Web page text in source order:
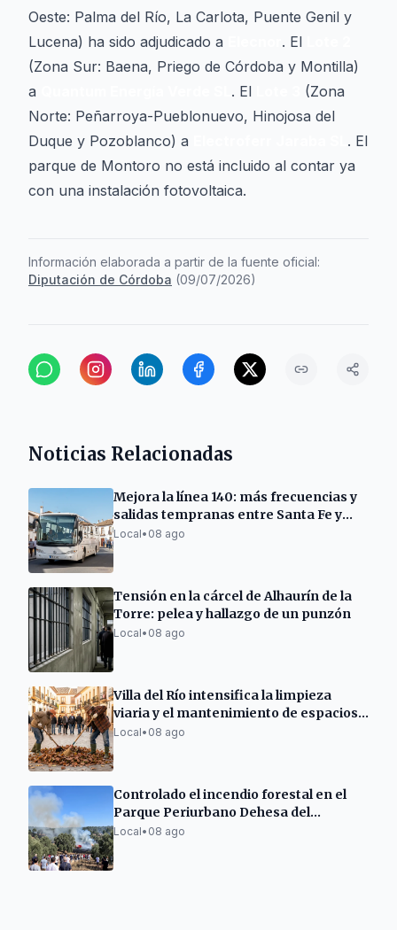
Oeste: Palma del Río, La Carlota, Puente Genil y
Lucena) ha sido adjudicado a
. El
(Zona Sur: Baena, Priego de Córdoba y Montilla)
a
. El
(Zona
Norte: Peñarroya-Pueblonuevo, Hinojosa del
Duque y Pozoblanco) a
. El
parque de Montoro no está incluido al contar ya
con una instalación fotovoltaica.
Información elaborada a partir de la fuente oficial:
Diputación de Córdoba (09/07/2026)
Noticias Relacionadas
Mejora la línea 140: más frecuencias y
salidas tempranas entre Santa Fe y
Granada
Local• 08 ago
Tensión en la cárcel de Alhaurín de la
Torre: pelea y hallazgo de un punzón
Local• 08 ago
Villa del Río intensifica la limpieza
viaria y el mantenimiento de espacios
públicos
Local• 08 ago
Controlado el incendio forestal en el
Parque Periurbano Dehesa del
Mercadillo de Ronda
Local• 08 ago